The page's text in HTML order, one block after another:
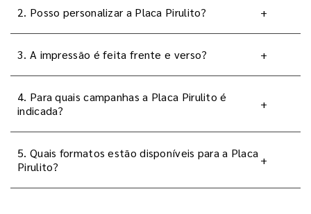
2. Posso personalizar a Placa Pirulito? +
3. A impressão é feita frente e verso? +
4. Para quais campanhas a Placa Pirulito é
indicada?
+
5. Quais formatos estão disponíveis para a Placa
Pirulito?
+